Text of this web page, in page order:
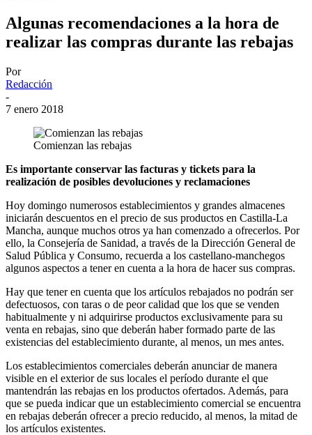
Algunas recomendaciones a la hora de
realizar las compras durante las rebajas
Por
Redacción
-
7 enero 2018
Comienzan las rebajas
Es importante conservar las facturas y tickets para la
realización de posibles devoluciones y reclamaciones
Hoy domingo numerosos establecimientos y grandes almacenes
iniciarán descuentos en el precio de sus productos en Castilla-La
Mancha, aunque muchos otros ya han comenzado a ofrecerlos. Por
ello, la Consejería de Sanidad, a través de la Dirección General de
Salud Pública y Consumo, recuerda a los castellano-manchegos
algunos aspectos a tener en cuenta a la hora de hacer sus compras.
Hay que tener en cuenta que los artículos rebajados no podrán ser
defectuosos, con taras o de peor calidad que los que se venden
habitualmente y ni adquirirse productos exclusivamente para su
venta en rebajas, sino que deberán haber formado parte de las
existencias del establecimiento durante, al menos, un mes antes.
Los establecimientos comerciales deberán anunciar de manera
visible en el exterior de sus locales el período durante el que
mantendrán las rebajas en los productos ofertados. Además, para
que se pueda indicar que un establecimiento comercial se encuentra
en rebajas deberán ofrecer a precio reducido, al menos, la mitad de
los artículos existentes.